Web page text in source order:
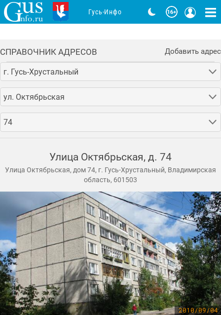
СПРАВОЧНИК АДРЕСОВ Добавить адрес
г. Гусь-Хрустальный
ул. Октябрьская
74
Улица Октябрьская, д. 74
Улица Октябрьская, дом 74, г. Гусь-Хрустальный, Владимирская
область, 601503
2010/09/04
Гусь-Инфо